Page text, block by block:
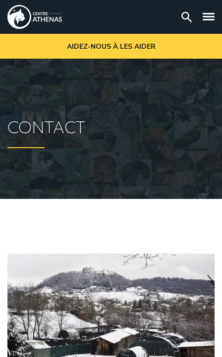
AIDEZ-NOUS À LES AIDER
CONTACT